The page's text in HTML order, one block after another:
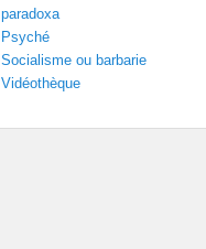
paradoxa
Psyché
Socialisme ou barbarie
Vidéothèque